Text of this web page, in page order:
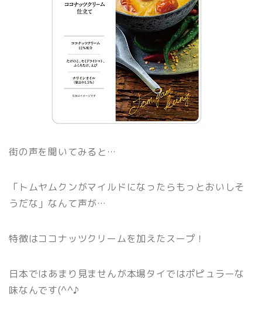
街の声を聞いてみると …
「トムヤムクンがマイルドになったらもっとおいしそ
うだな」なんて声が…
特徴はココナッツクリームを加えたスープ！
日本ではあまり見ませんが本場タイではポピュラーな
味なんです(^^♪